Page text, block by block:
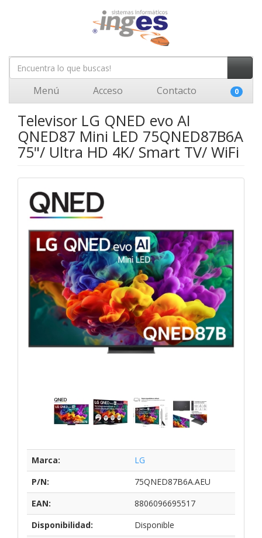
Menú Acceso Contacto 0
Televisor LG QNED evo AI
QNED87 Mini LED 75QNED87B6A
75"/ Ultra HD 4K/ Smart TV/ WiFi
Marca:
LG
P/N:
75QNED87B6A.AEU
EAN:
8806096695517
Disponibilidad:
Disponible